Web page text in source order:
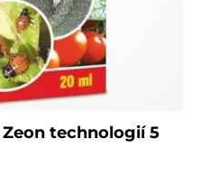
technologií 5